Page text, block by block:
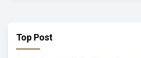
Top Post